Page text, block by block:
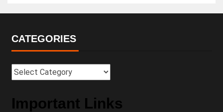
CATEGORIES
Important Links